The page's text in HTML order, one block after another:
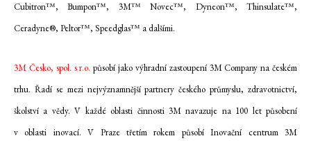
Cubitron™, Bumpon™, 3M™ Novec™, Dyneon™, Thinsulate™,
Ceradyne®, Peltor™, Speedglas™ a dalšími.
3M Česko, spol. s r.o. působí jako výhradní zastoupení 3M Company na českém
trhu. Řadí se mezi nejvýznamnější partnery českého průmyslu, zdravotnictví,
školství a vědy. V každé oblasti činnosti 3M navazuje na 100 let působení
v oblasti inovací. V Praze třetím rokem působí Inovační centrum 3M